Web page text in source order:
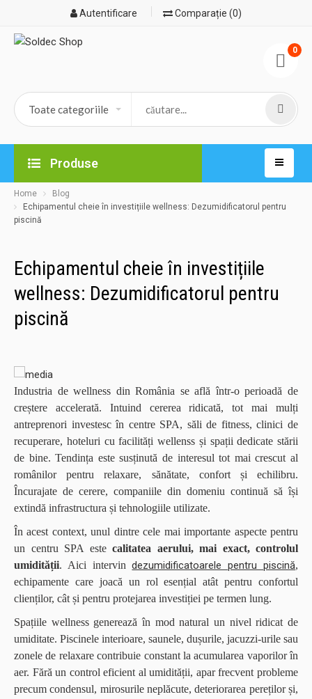
Autentificare Comparație (0)
0
Produse
Home
Blog
Echipamentul cheie în investițiile wellness: Dezumidificatorul pentru
piscină
Echipamentul cheie în investițiile
wellness: Dezumidificatorul pentru
piscină
Industria de wellness din România se află într-o perioadă de
creștere accelerată. Intuind cererea ridicată, tot mai mulți
antreprenori investesc în centre SPA, săli de fitness, clinici de
recuperare, hoteluri cu facilități wellenss și spații dedicate stării
de bine. Tendința este susținută de interesul tot mai crescut al
românilor pentru relaxare, sănătate, confort și echilibru.
Încurajate de cerere, companiile din domeniu continuă să își
extindă infrastructura și tehnologiile utilizate.
În acest context, unul dintre cele mai importante aspecte pentru
un centru SPA este calitatea aerului, mai exact, controlul
umidității. Aici intervindezumidificatoarele pentru piscină,
echipamente care joacă un rol esențial atât pentru confortul
clienților, cât și pentru protejarea investiției pe termen lung.
Spațiile wellness generează în mod natural un nivel ridicat de
umiditate. Piscinele interioare, saunele, dușurile, jacuzzi-urile sau
zonele de relaxare contribuie constant la acumularea vaporilor în
aer. Fără un control eficient al umidității, apar frecvent probleme
precum condensul, mirosurile neplăcute, deteriorarea pereților și,